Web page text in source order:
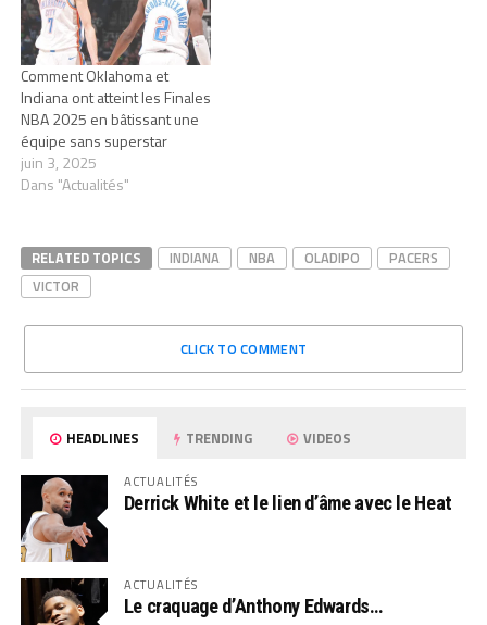
Comment Oklahoma et
Indiana ont atteint les Finales
NBA 2025 en bâtissant une
équipe sans superstar
juin 3, 2025
Dans "Actualités"
RELATED TOPICS INDIANA NBA OLADIPO
PACERS
VICTOR
CLICK TO COMMENT
HEADLINES TRENDING VIDEOS
ACTUALITÉS
Derrick White et le lien d’âme avec le Heat
ACTUALITÉS
Le craquage d’Anthony Edwards…